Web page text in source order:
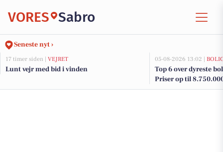
VORES Sabro
Seneste nyt ›
17 timer siden | VEJRET
Lunt vejr med bid i vinden
05-08-2026 13:02 |
Top 6 over dyreste
Priser op til